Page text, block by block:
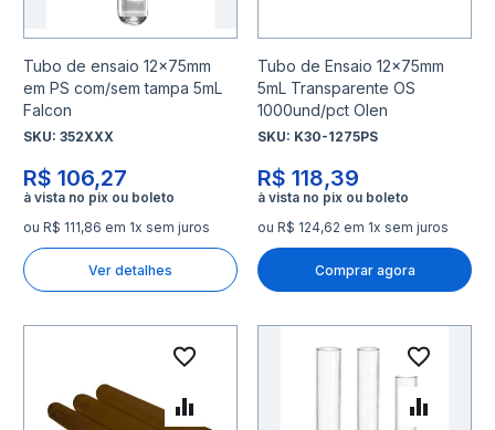
Tubo de ensaio 12x75mm
em PS com/sem tampa 5mL
Falcon
SKU: 352XXX
R$ 106,27
ou R$ 111,86 em 1x sem juros
Ver detalhes
Tubo de Ensaio 12x75mm
5mL Transparente OS
1000und/pct Olen
SKU: K30-1275PS
R$ 118,39
ou R$ 124,62 em 1x sem juros
Comprar agora
Adicionar à lista de